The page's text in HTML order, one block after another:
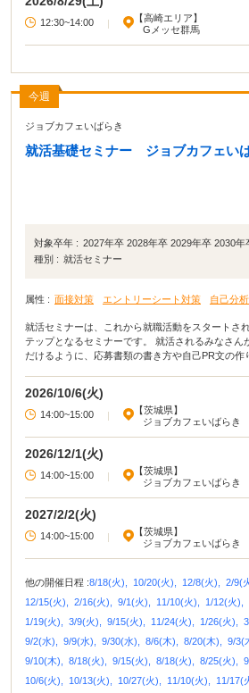
12:30~14:00 |
【高崎エリア】
Gメッセ群馬
今週
ジョブカフェいばらき
就活基礎セミナー ジョブカフェい
対象卒年 : 2027年卒 2028年卒 2029年卒 2030
種別 : 就活セミナー
属性 : 面接対策 エントリーシート対策 自己分析
就活セミナーは、これから就職活動をスタートさ
テップとなるセミナーです。 就活されるみなさんが自信を持って活動していた
だけるように、応募書類の書き方や自己PR文の作
2026/10/6(火)
14:00~15:00 |
【茨城県】
ジョブカフェいばらき
2026/12/1(火)
14:00~15:00 |
【茨城県】
ジョブカフェいばらき
2027/2/2(火)
14:00~15:00 |
【茨城県】
ジョブカフェいばらき
他の開催日程 :8/18(火), 10/20(火), 12/8(火), 2/9(
12/15(火),
2/16(火), 9/1(火), 11/10(火), 1/12(火),
1/19(火),
3/9(火), 9/15(火), 11/24(火), 1/26(火),
9/2(水),
9/9(水), 9/30(水), 8/6(木), 8/20(木), 9/3(
9/10(木),
8/18(火), 9/15(火), 8/18(火), 8/25(火),
10/6(火),
10/13(火), 10/27(火), 11/10(火), 11/17(